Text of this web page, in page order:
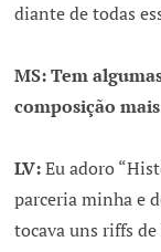
diante de todas
MS: Tem
composição
LV:Eu adoro
parceria minha e
tocava uns riffs